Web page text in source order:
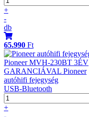
+
-
db
65.990 Ft
Pioneer MVH-230BT 3ÉV
GARANCIÁVAL Pioneer
autóhifi fejegység
USB-Bluetooth
+